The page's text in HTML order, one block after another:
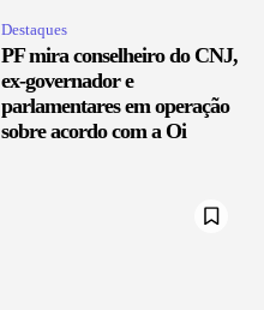
Destaques
PF mira conselheiro do CNJ,
ex-governador e
parlamentares em operação
sobre acordo com a Oi